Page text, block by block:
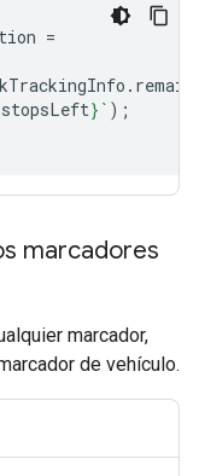
=
.
stopsLeft} ` );
marcadores
marcador,
de vehículo.